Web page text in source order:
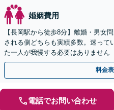
婚姻費用
【長岡駅から徒歩8分】離婚・男女
される側どちらも実績多数。迷って
た一人が我慢する必要はありません
内回答】
料金
電話でお問い合わせ